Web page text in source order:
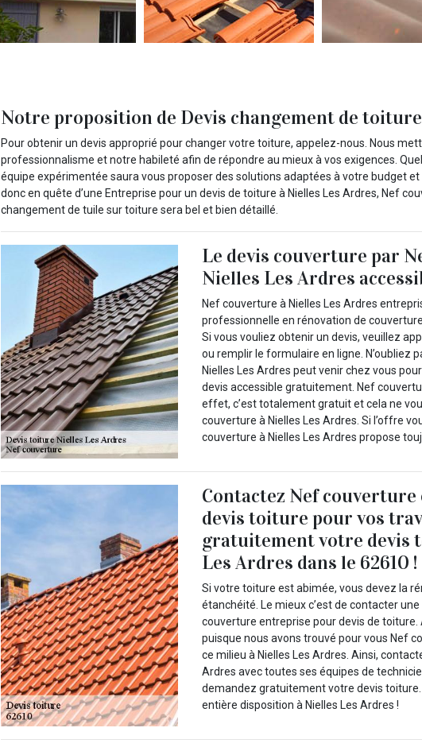
Notre proposition de Devis changement de toiture
Pour obtenir un devis approprié pour changer votre toiture, appelez-nous. Nous
professionnalisme et notre habileté afin de répondre au mieux à vos exigences.
équipe expérimentée saura vous proposer des solutions adaptées à votre budget
donc en quête d’une Entreprise pour un devis de toiture à Nielles Les Ardres, Nef
changement de tuile sur toiture sera bel et bien détaillé.
Le devis couverture par
Nielles Les Ardres
Nef couverture à Nielles Les Ardres
professionnelle en rénovation de
Si vous vouliez obtenir un devis, veuillez
ou remplir le formulaire en ligne. N’oubliez
Nielles Les Ardres peut venir chez vous
devis accessible gratuitement. Nef
effet, c’est totalement gratuit et cela ne
couverture à Nielles Les Ardres. Si l’offre
couverture à Nielles Les Ardres propose
Contactez Nef
devis toiture pour vos
gratuitement votre devis
Les Ardres dans le 62610 !
Si votre toiture est abimée, vous devez la
étanchéité. Le mieux c’est de contacter
couverture entreprise pour devis de toiture.
puisque nous avons trouvé pour vous Nef
ce milieu à Nielles Les Ardres. Ainsi,
Ardres avec toutes ses équipes de
demandez gratuitement votre devis
entière disposition à Nielles Les Ardres !